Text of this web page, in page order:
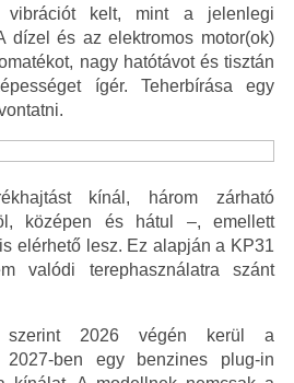
vibrációt kelt, mint a jelenlegi
dízel és az elektromos motor(ok)
nagy hatótávot és tisztán
ígér. Teherbírása egy
kínál, három zárható
középen és hátul –, emellett
elérhető lesz. Ez alapján a KP31
valódi terephasználatra szánt
2026 végén kerül a
2027-ben egy benzines plug‑in